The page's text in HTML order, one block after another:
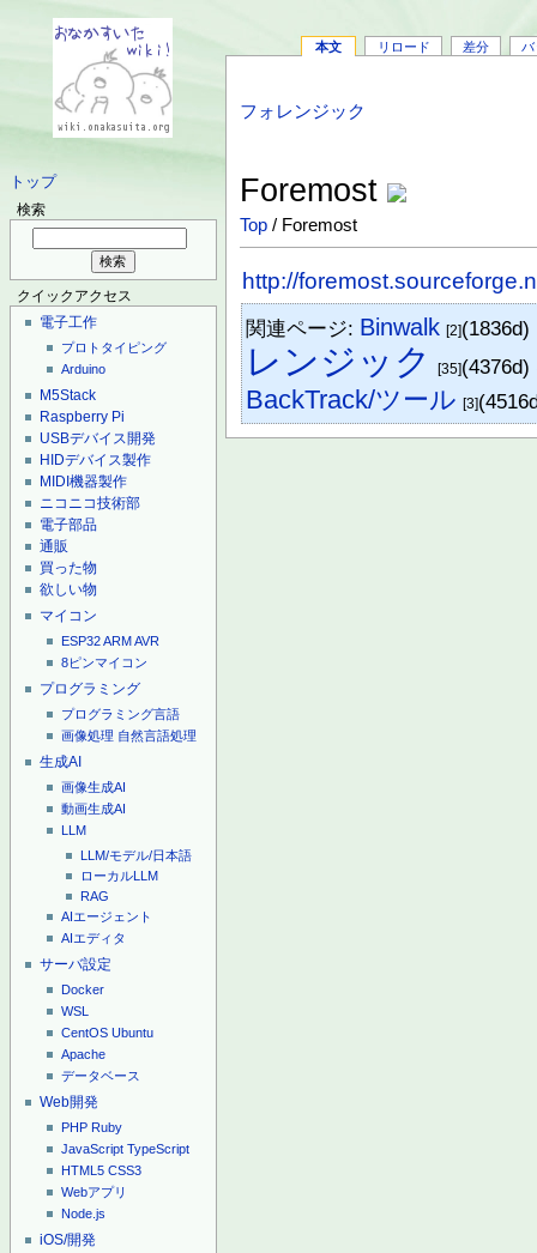
トップ
検索
クイックアクセス
電子工作
プロトタイピング
Arduino
M5Stack
Raspberry Pi
USBデバイス開発
HIDデバイス製作
MIDI機器製作
ニコニコ技術部
電子部品
通販
買った物
欲しい物
マイコン
ESP32ARMAVR
8ピンマイコン
プログラミング
プログラミング言語
画像処理 自然言語処理
生成AI
画像生成AI
動画生成AI
LLM
LLM/モデル/日本語
ローカルLLM
RAG
AIエージェント
AIエディタ
サーバ設定
Docker
WSL
CentOS Ubuntu
Apache
データベース
Web開発
PHP Ruby
JavaScript TypeScript
HTML5 CSS3
Webアプリ
Node.js
iOS/開発
本文 リロード 差分 バ
フォレンジック
Foremost
Top / Foremost
http://
関連ページ: Binwalk [2](1836d)
レンジック [35](4376d)
BackTrack/ツール [3]